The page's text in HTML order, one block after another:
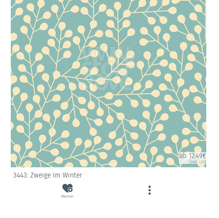
ab 12.49€
(inkl. USt)
3443: Zweige Im Winter
Merken